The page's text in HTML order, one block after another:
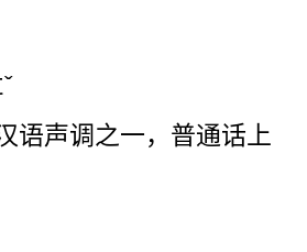
语声调之一，普通话上